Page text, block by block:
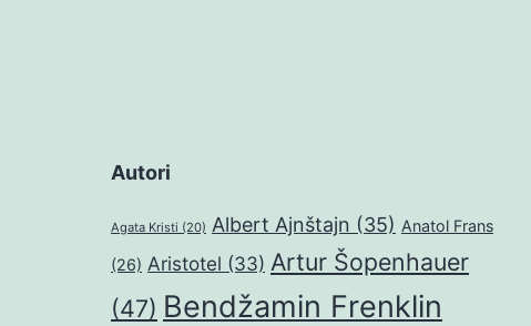
Autori
Agata Kristi (20) Albert Ajnštajn (35) Anatol Frans
(26) Aristotel (33) Artur Šopenhauer
(47) Bendžamin Frenklin